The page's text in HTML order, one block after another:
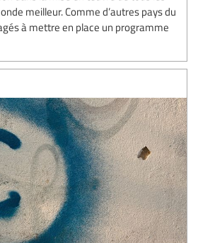
meilleur. Comme d’autres pays du
à mettre en place un programme